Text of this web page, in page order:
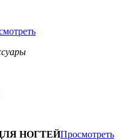
НОГТЕЙПросмотреть